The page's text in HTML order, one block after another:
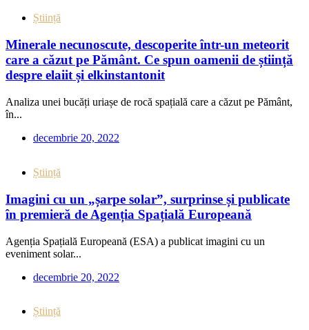
Știință
Minerale necunoscute, descoperite într-un meteorit
care a căzut pe Pământ. Ce spun oamenii de știință
despre elaiit și elkinstantonit
Analiza unei bucăți uriașe de rocă spațială care a căzut pe Pământ,
în...
decembrie 20, 2022
Știință
Imagini cu un „șarpe solar”, surprinse și publicate
în premieră de Agenția Spațială Europeană
Agenția Spațială Europeană (ESA) a publicat imagini cu un
eveniment solar...
decembrie 20, 2022
Știință